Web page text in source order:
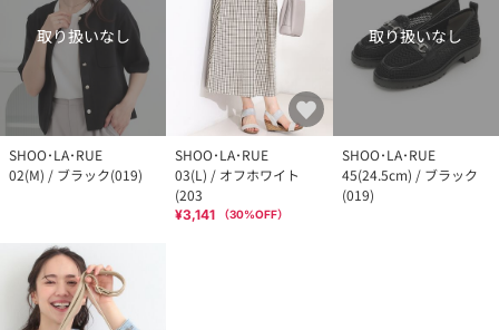
取り扱いなし
SHOO･LA･RUE
02(M) / ブラック(019)
SHOO･LA･RUE
03(L) / オフホワイト
(203
¥3,141 （30%OFF）
取り扱いなし
SHOO･LA･RUE
45(24.5cm) / ブラック
(019)